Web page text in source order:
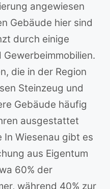
angewiesen
Gebäude hier sind
durch einige
die in der Region
Steinzeug und
Gebäude häufig
ausgestattet
In Wiesenau gibt es
aus Eigentum
60% der
während 40% zur